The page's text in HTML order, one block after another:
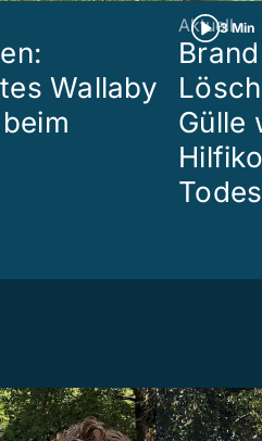
Wallaby
3 Min
Aktuell
Gülle